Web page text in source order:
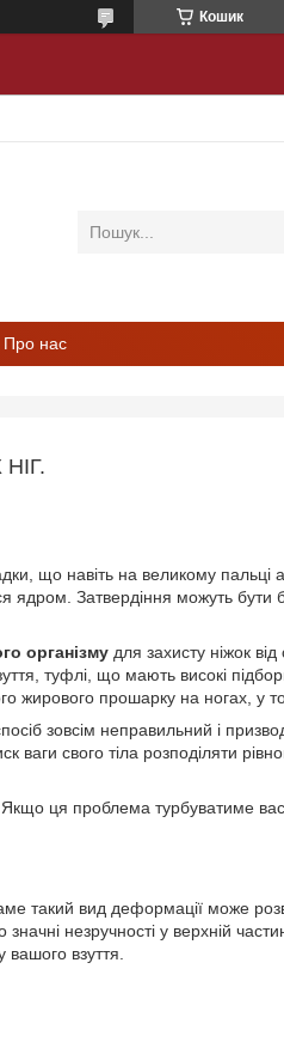
Кошик
Про нас
що навіть на великому пальці
ядром. Затвердіння можуть
організму для захисту ніжок
туфлі, що мають високі
жирового прошарку на ногах, у
зовсім неправильний і
свого тіла розподіляти
Якщо ця проблема турбуватиме вас
такий вид деформації може
незручності у верхній
взуття.